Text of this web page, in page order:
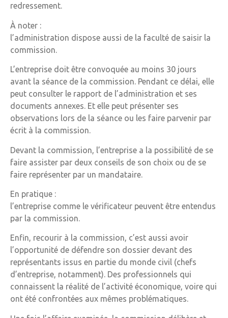
redressement.
À noter :
l’administration dispose aussi de la faculté de saisir la
commission.
L’entreprise doit être convoquée au moins 30 jours
avant la séance de la commission. Pendant ce délai, elle
peut consulter le rapport de l’administration et ses
documents annexes. Et elle peut présenter ses
observations lors de la séance ou les faire parvenir par
écrit à la commission.
Devant la commission, l’entreprise a la possibilité de se
faire assister par deux conseils de son choix ou de se
faire représenter par un mandataire.
En pratique :
l’entreprise comme le vérificateur peuvent être entendus
par la commission.
Enfin, recourir à la commission, c’est aussi avoir
l’opportunité de défendre son dossier devant des
représentants issus en partie du monde civil (chefs
d’entreprise, notamment). Des professionnels qui
connaissent la réalité de l’activité économique, voire qui
ont été confrontées aux mêmes problématiques.